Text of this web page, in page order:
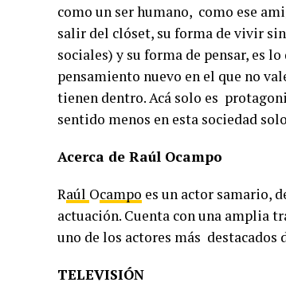
como un ser humano, como ese
salir del clóset, su forma de vivir
sociales) y su forma de pensar, es
pensamiento nuevo en el que no
tienen dentro. Acá solo es
sentido menos en esta sociedad
Acerca de Raúl Ocampo
Raúl Ocampo es un actor samario,
actuación. Cuenta con una amplia
uno de los actores más
TELEVISIÓN